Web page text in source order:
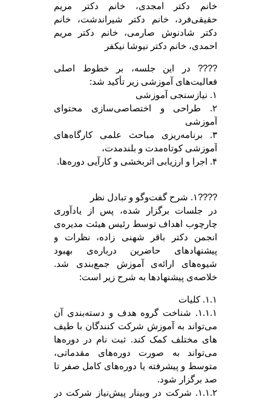
خانم دکتر امجدی، خانم دکتر مریم
حقیقی‌فرد، خانم دکتر شیراندشت، خانم
دکتر شادنوش صارمی، خانم دکتر مریم
احمدی، خانم دکتر نیوشا نیکفر
???? در این جلسه، بر خطوط اصلی
فعالیت‌های آموزشی زیر تأکید شد:
۱. نیازسنجی آموزشی
۲. طراحی و اختصاصی‌سازی محتوای
آموزشی
۳. برنامه‌ریز‌ی مباحث علمی کارگاه‌های
آموزشی کوتاه‌مدت و بلند‌مدت،
۴. اجرا و ارزیابی اثربخشی و کارآیی دوره‌ها.
????۱. شرح گفت‌وگو و تبادل نظر
در جلسات برگزار شده، پس از یادآوری
چارچوب اهداف توسط رئیس هیئت مدیره‌ی
انجمن دکتر باقر شهنی زاده، نظرات و
پیشنهادهای حاضرین درباره‌ی بهبود
شیوه‌های ارائه‌ی آموزش جمع‌بندی شد.
خلاصه‌ی پیشنهادها به شرح زیر است:
۱.۱. کلیات
۱.۱.۱. شناخت گروه هدف و دسته‌بندی آن
می‌تواند به آموزش شرکت کنندگان با طیف
های مختلف کمک کند. ثبت نام در دوره‌ها
می‌تواند به صورت دوره‌های مقدماتی،
متوسط و پیشرفته یا دوره‌های کامل صفر تا
صد برگزار شود.
۱.۱.۲. شرکت در وبینار پیش‌نیاز شرکت در